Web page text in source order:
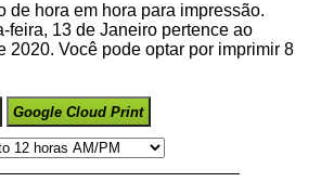
de hora em hora para impressão.
feira, 13 de Janeiro pertence ao
2020. Você pode optar por imprimir 8
Google Cloud Print